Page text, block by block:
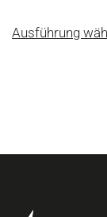
Ausführung